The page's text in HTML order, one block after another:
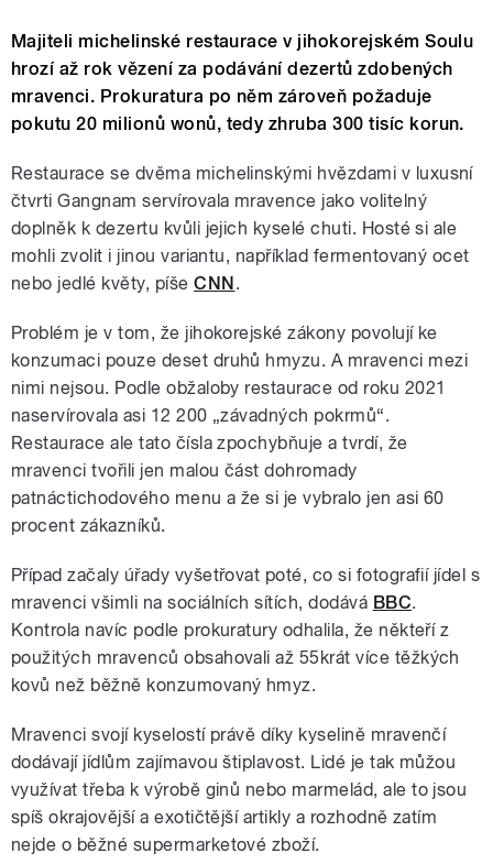
Majiteli michelinské restaurace v jihokorejském Soulu
hrozí až rok vězení za podávání dezertů zdobených
mravenci. Prokuratura po něm zároveň požaduje
pokutu 20 milionů wonů, tedy zhruba 300 tisíc korun.
Restaurace se dvěma michelinskými hvězdami v luxusní
čtvrti Gangnam servírovala mravence jako volitelný
doplněk k dezertu kvůli jejich kyselé chuti. Hosté si ale
mohli zvolit i jinou variantu, například fermentovaný ocet
nebo jedlé květy, píšeCNN.
Problém je v tom, že jihokorejské zákony povolují ke
konzumaci pouze deset druhů hmyzu. A mravenci mezi
nimi nejsou. Podle obžaloby restaurace od roku 2021
naservírovala asi 12 200 „závadných pokrmů“.
Restaurace ale tato čísla zpochybňuje a tvrdí, že
mravenci tvořili jen malou část dohromady
patnáctichodového menu a že si je vybralo jen asi 60
procent zákazníků.
Případ začaly úřady vyšetřovat poté, co si fotografií jídel s
mravenci všimli na sociálních sítích, dodává BBC.
Kontrola navíc podle prokuratury odhalila, že někteří z
použitých mravenců obsahovali až 55krát více těžkých
kovů než běžně konzumovaný hmyz.
Mravenci svojí kyselostí právě díky kyselině mravenčí
dodávají jídlům zajímavou štiplavost. Lidé je tak můžou
využívat třeba k výrobě ginů nebo marmelád, ale to jsou
spíš okrajovější a exotičtější artikly a rozhodně zatím
nejde o běžné supermarketové zboží.